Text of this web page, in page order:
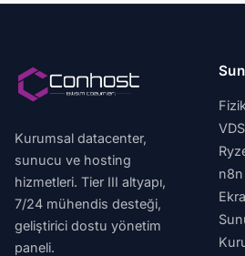
Kurumsal datacenter,
sunucu ve hosting
hizmetleri. Tier III altyapı,
7/24 mühendis desteği,
geliştirici dostu yönetim
paneli.